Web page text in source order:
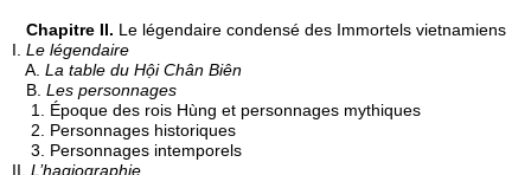
Chapitre II. Le légendaire condensé des Immortels vietnamiens
I. Le légendaire
A. La table du Hội Chân Biên
B. Les personnages
1. Époque des rois Hùng et personnages mythiques
2. Personnages historiques
3. Personnages intemporels
II. L’hagiographie